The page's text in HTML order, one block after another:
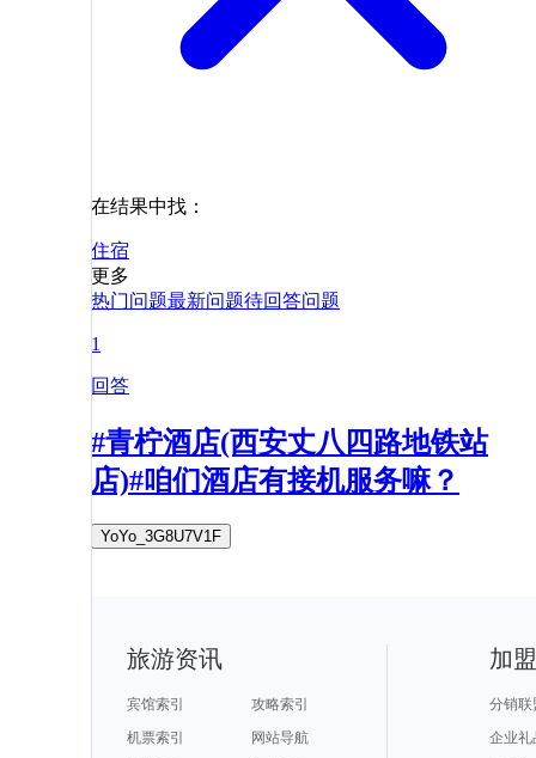
在结果中找：
住宿
更多
热门问题最新问题待回答问题
1
回答
#青柠酒店(西安丈八四路地铁站
店)#咱们酒店有接机服务嘛？
YoYo_3G8U7V1F
旅游资讯
宾馆索引
攻略索引
机票索引
网站导航
加
分销联
企业礼